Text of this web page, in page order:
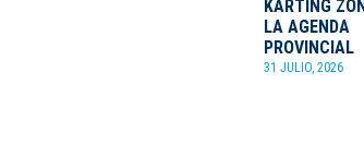
KARTING
LA AGENDA
PROVINCIAL
31 JULIO, 2026